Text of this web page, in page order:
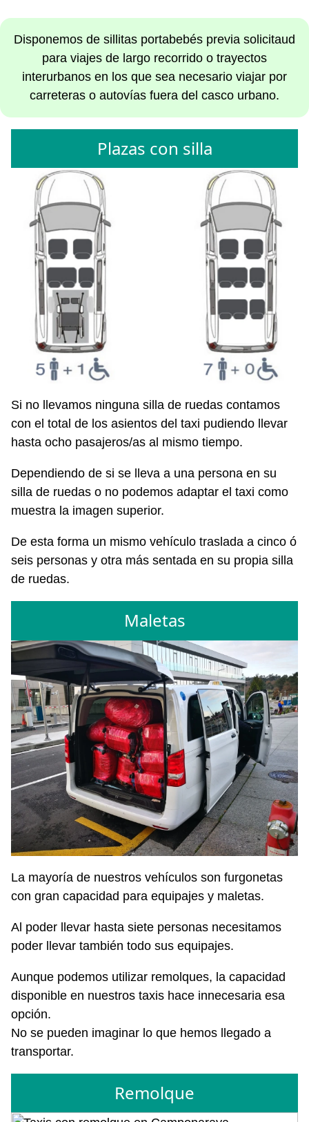
Disponemos de sillitas portabebés previa solicitaud
para viajes de largo recorrido o trayectos
interurbanos en los que sea necesario viajar por
carreteras o autovías fuera del casco urbano.
Plazas con silla
Si no llevamos ninguna silla de ruedas contamos
con el total de los asientos del taxi pudiendo llevar
hasta ocho pasajeros/as al mismo tiempo.
Dependiendo de si se lleva a una persona en su
silla de ruedas o no podemos adaptar el taxi como
muestra la imagen superior.
De esta forma un mismo vehículo traslada a cinco ó
seis personas y otra más sentada en su propia silla
de ruedas.
Maletas
La mayoría de nuestros vehículos son furgonetas
con gran capacidad para equipajes y maletas.
Al poder llevar hasta siete personas necesitamos
poder llevar también todo sus equipajes.
Aunque podemos utilizar remolques, la capacidad
disponible en nuestros taxis hace innecesaria esa
opción.
No se pueden imaginar lo que hemos llegado a
transportar.
Remolque